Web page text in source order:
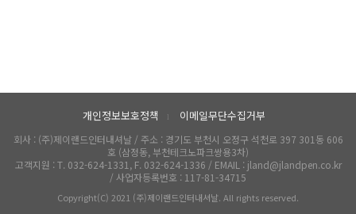
개인정보보호정책 l 이메일무단수집거부
회사 : (주)제이랜드인터내셔날 / 주소 : 경기도 부천시 오정구 석천로 397 301동 606
호 (삼정동, 부천테크노파크쌍용3차)
고객지원 : T. 032-624-1331, F. 032-624-1336 / EMAIL : jland@jlandpen.co.kr
/ 사업자등록번호 : 117-81-34715
Copyright(C) 2021 (주)제이랜드인터내셔날. All rights reserved.